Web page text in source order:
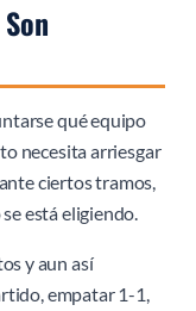
qué equipo
necesita arriesgar
ciertos tramos,
está eligiendo.
y aun así
empatar 1-1,